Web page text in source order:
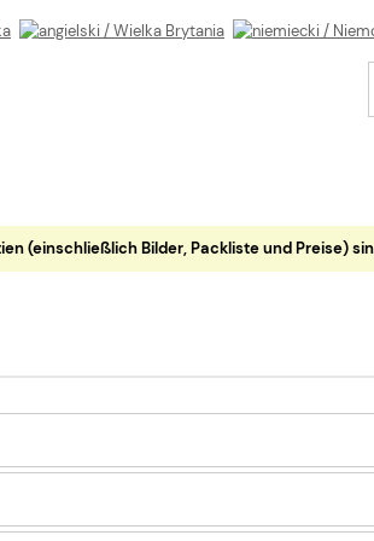
(einschließlich Bilder, Packliste und Preise)